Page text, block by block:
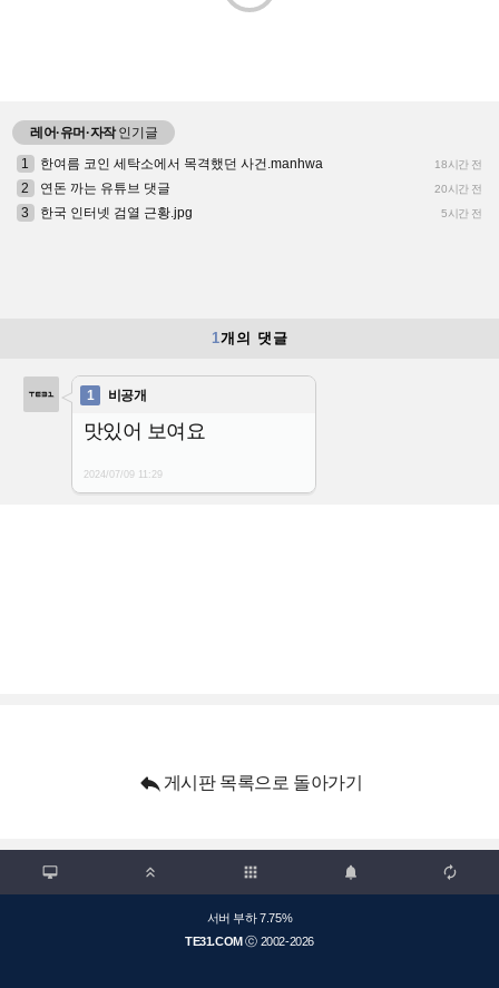
레어·유머·자작인기글
1
한여름 코인 세탁소에서 목격했던 사건.manhwa 18시간 전
2 연돈 까는 유튜브 댓글 20시간 전
3 한국 인터넷 검열 근황.jpg 5시간 전
1개의 댓글
1 비공개
맛있어 보여요
2024/07/0911:29
 게시판 목록으로 돌아가기
  apps  
서버 부하 7.75%
TE31.COMⓒ 2002-2026